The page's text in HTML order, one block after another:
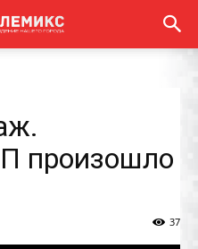
произошло
37